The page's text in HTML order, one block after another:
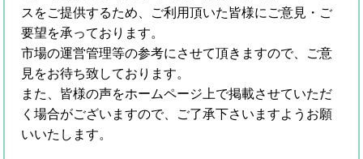
スをご提供するため、ご利用頂いた皆様にご意見・ご
要望を承っております。
市場の運営管理等の参考にさせて頂きますので、ご意
見をお待ち致しております。
また、皆様の声をホームページ上で掲載させていただ
く場合がございますので、ご了承下さいますようお願
いいたします。